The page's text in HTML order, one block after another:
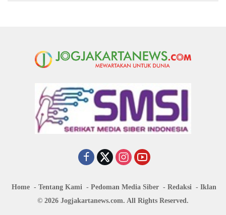
Home Tentang Kami Pedoman Media Siber Redaksi
Iklan
© 2026 Jogjakartanews.com. All Rights Reserved.